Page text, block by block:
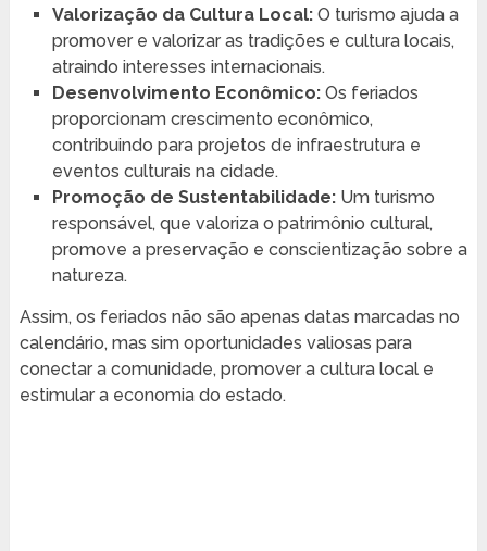
Valorização da Cultura Local:O turismo ajuda a
promover e valorizar as tradições e cultura locais,
atraindo interesses internacionais.
Desenvolvimento Econômico:Os feriados
proporcionam crescimento econômico,
contribuindo para projetos de infraestrutura e
eventos culturais na cidade.
Promoção de Sustentabilidade:Um turismo
responsável, que valoriza o patrimônio cultural,
promove a preservação e conscientização sobre a
natureza.
Assim, os feriados não são apenas datas marcadas no
calendário, mas sim oportunidades valiosas para
conectar a comunidade, promover a cultura local e
estimular a economia do estado.